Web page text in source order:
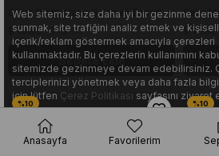
Siyah Pratik Hazır Geçmeli Tesettür Bone Sandy Kumaş Çapraz Fiyonklu Pratik Bone 1834_01
$ 12.50
$ 13.89
Sepete Ekle
$ 17.82
Web sitemiz, size daha iyi bir gezinme
sunmak, site trafiğini analiz etmek ve
içerik/reklam göstermek amacıyla çerezleri
kullanmaktadır. Bu çerezlerin kullanımını
sitemizde gezinmeye devam edebilirsiniz.
terciplerinizi yönetmek veya daha fazla
için lütfen Çerez Politikası sayfasını ziyaret
Anasayfa Favorilerim